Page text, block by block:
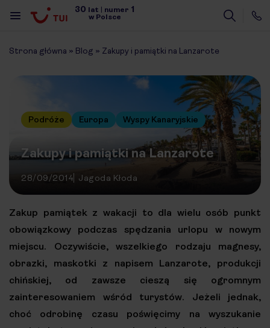
30 lat | numer 1
w Polsce
Strona główna » Blog » Zakupy i pamiątki na Lanzarote
Podróże Europa Wyspy Kanaryjskie
Zakupy i pamiątki na Lanzarote
28/09/2014 Jagoda Kłoda
Zakup pamiątek z wakacji to dla wielu osób punkt
obowiązkowy podczas spędzania urlopu w nowym
miejscu. Oczywiście, wszelkiego rodzaju magnesy,
obrazki, maskotki z napisem Lanzarote, produkcji
chińskiej, od zawsze cieszą się ogromnym
zainteresowaniem wśród turystów. Jeżeli jednak,
choć odrobinę czasu poświęcimy na wyszukanie